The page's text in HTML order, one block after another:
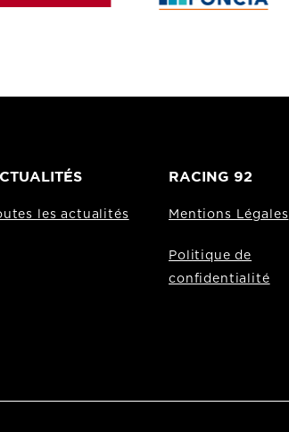
les actualités
RACING 92
Mentions Légales
Politique de
confidentialité